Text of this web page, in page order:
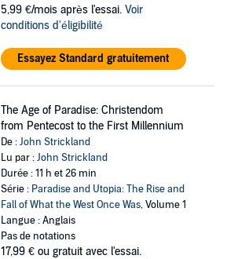
5,99 €/mois après l'essai. Voir
conditions d'éligibilité
Essayez Standard gratuitement
The Age of Paradise: Christendom
from Pentecost to the First Millennium
De :John Strickland
Lu par :John Strickland
Durée : 11 h et 26 min
Série : Paradise and Utopia: The Rise and
Fall of What the West Once Was, Volume 1
Langue : Anglais
Pas de notations
17,99 € ou gratuit avec l'essai.